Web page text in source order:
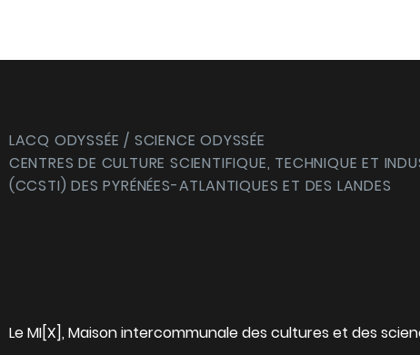
LACQ ODYSSÉE / SCIENCE ODYSSÉE
CENTRES DE CULTURE SCIENTIFIQUE, TECHNIQUE ET
(CCSTI) DES PYRÉNÉES-ATLANTIQUES ET DES LANDES
Le MI[X], Maison intercommunale des cultures et des